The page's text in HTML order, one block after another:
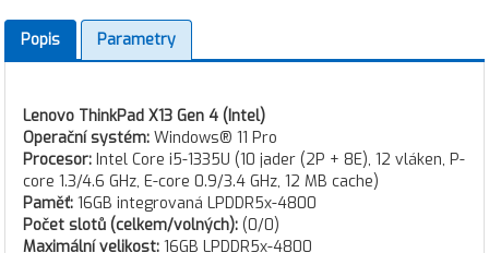
Popis Parametry
Lenovo ThinkPad X13 Gen 4 (Intel)
Operační systém: Windows® 11 Pro
Procesor: Intel Core i5-1335U (10 jader (2P + 8E), 12 vláken, P-
core 1.3/4.6 GHz, E-core 0.9/3.4 GHz, 12 MB cache)
Paměť: 16GB integrovaná LPDDR5x-4800
Počet slotů (celkem/volných): (0/0)
Maximální velikost: 16GB LPDDR5x-4800